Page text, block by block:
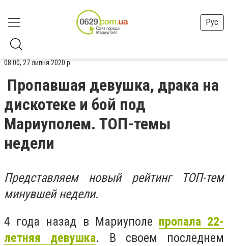
Рус
08:00, 27 липня 2020 р.
Пропавшая девушка, драка на
дискотеке и бой под
Мариуполем. ТОП-темы
недели
Представляем новый рейтинг ТОП-тем
минувшей недели.
4 года назад в Мариуполе пропала 22-
летняя девушка. В своем последнем